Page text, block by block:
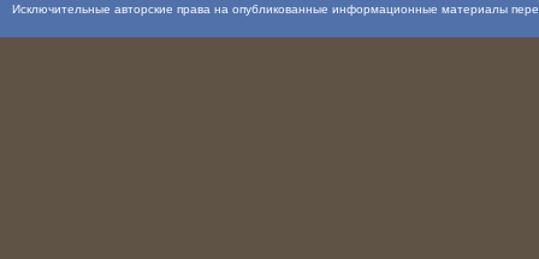
Исключительные авторские права на опубликованные информационные материалы